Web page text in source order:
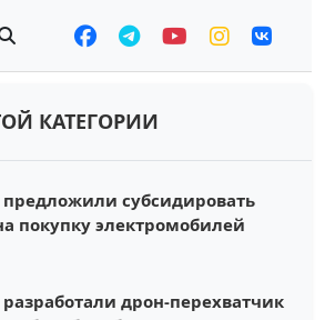
КАТЕГОРИИ
предложили субсидировать
покупку электромобилей
дрон-перехватчик